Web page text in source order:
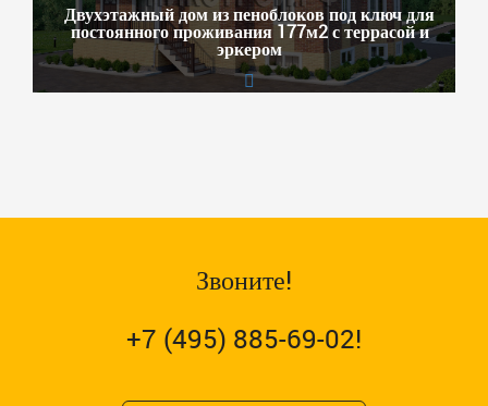
Двухэтажный дом из пеноблоков под ключ для
постоянного проживания 177м2 с террасой и
эркером
Звоните!
+7 (495) 885-69-02!